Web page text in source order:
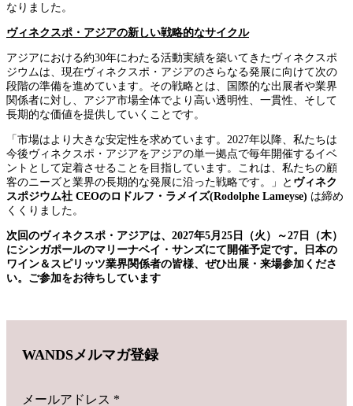
なりました。
ヴィネクスポ・アジアの新しい戦略的なサイクル
アジアにおける約30年にわたる活動実績を築いてきたヴィネクスポ
ジウムは、現在ヴィネクスポ・アジアのさらなる発展に向けて次の
段階の準備を進めています。その戦略とは、国際的な出展者や業界
関係者に対し、アジア市場全体でより高い透明性、一貫性、そして
長期的な価値を提供していくことです。
「市場はより大きな安定性を求めています。2027年以降、私たちは
今後ヴィネクスポ・アジアをアジアの単一拠点で毎年開催するイベ
ントとして定着させることを目指しています。これは、私たちの顧
客のニーズと業界の長期的な発展に沿った戦略です。」と ヴィネク
スポジウム社 CEOのロドルフ・ラメイズ(Rodolphe Lameyse) は締め
くくりました。
次回のヴィネクスポ・アジアは、2027年5月25日（火）～27日（木）
にシンガポールのマリーナベイ・サンズにて開催予定です。日本の
ワイン＆スピリッツ業界関係者の皆様、ぜひ出展・来場参加くださ
い。ご参加をお待ちしています
WANDSメルマガ登録
メールアドレス *